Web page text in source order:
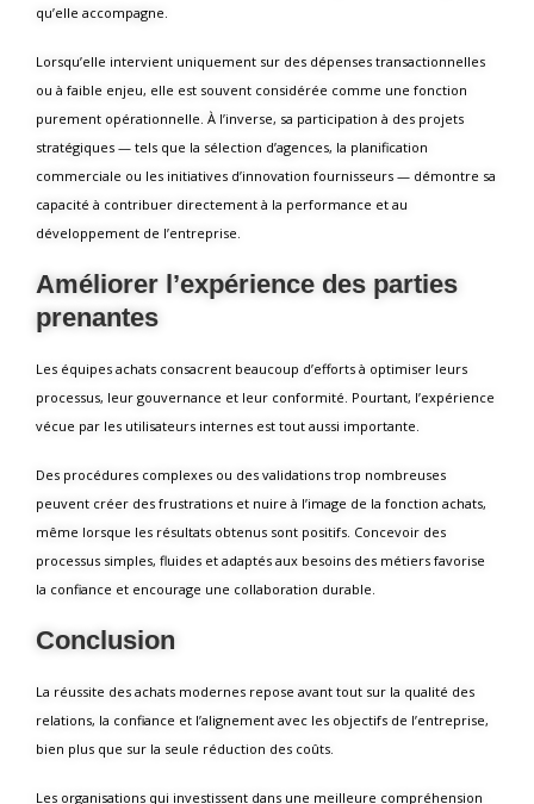
qu’elle accompagne.
Lorsqu’elle intervient uniquement sur des dépenses transactionnelles
ou à faible enjeu, elle est souvent considérée comme une fonction
purement opérationnelle. À l’inverse, sa participation à des projets
stratégiques — tels que la sélection d’agences, la planification
commerciale ou les initiatives d’innovation fournisseurs — démontre sa
capacité à contribuer directement à la performance et au
développement de l’entreprise.
Améliorer l’expérience des parties
prenantes
Les équipes achats consacrent beaucoup d’efforts à optimiser leurs
processus, leur gouvernance et leur conformité. Pourtant, l’expérience
vécue par les utilisateurs internes est tout aussi importante.
Des procédures complexes ou des validations trop nombreuses
peuvent créer des frustrations et nuire à l’image de la fonction achats,
même lorsque les résultats obtenus sont positifs. Concevoir des
processus simples, fluides et adaptés aux besoins des métiers favorise
la confiance et encourage une collaboration durable.
Conclusion
La réussite des achats modernes repose avant tout sur la qualité des
relations, la confiance et l’alignement avec les objectifs de l’entreprise,
bien plus que sur la seule réduction des coûts.
Les organisations qui investissent dans une meilleure compréhension